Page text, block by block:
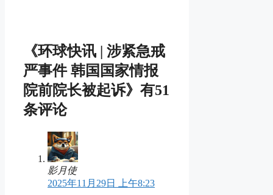
《环球快讯 | 涉紧急戒
严事件 韩国国家情报
院前院长被起诉》有51
条评论
影月使
2025年11月29日 上午8:23